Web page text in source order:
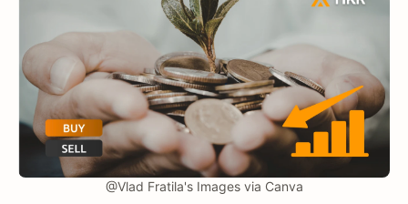
@Vlad Fratila's Images via Canva